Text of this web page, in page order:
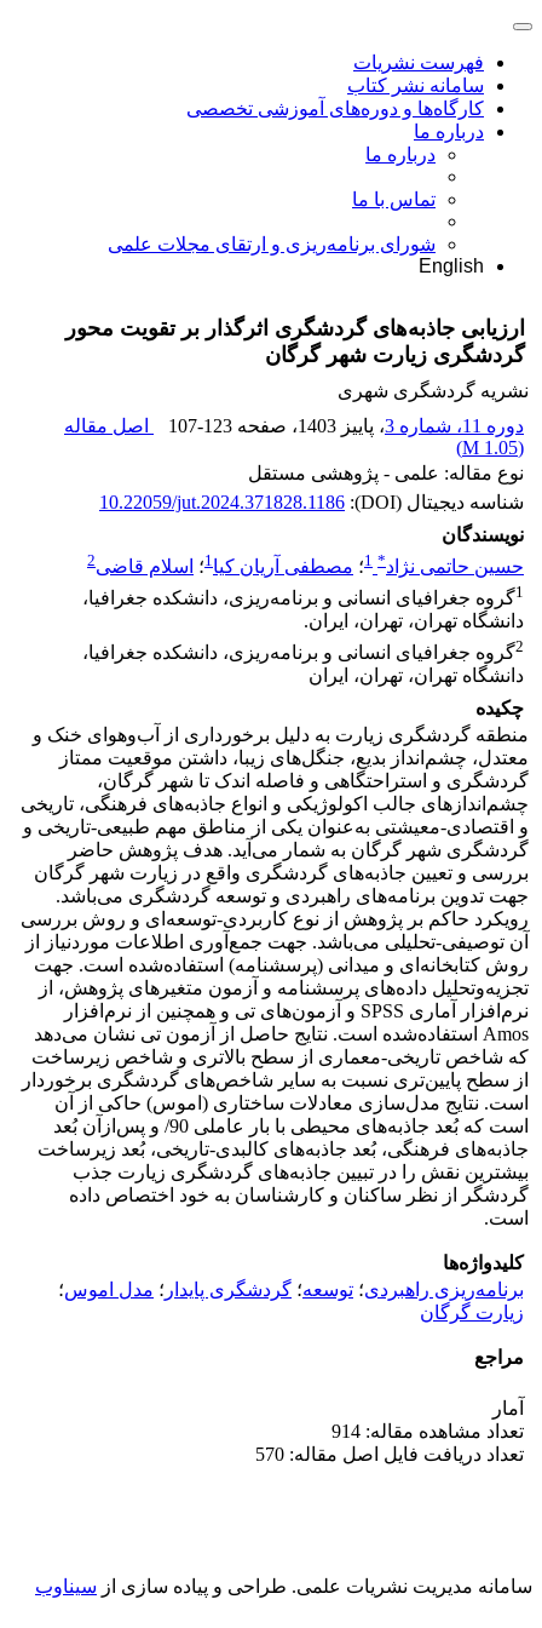
فهرست نشریات
سامانه نشر کتاب
کارگاه‌ها و دوره‌های آموزشی تخصصی
درباره ما
درباره ما
تماس با ما
شورای برنامه‌ریزی و ارتقای مجلات علمی
English
ارزیابی جاذبه‌های گردشگری اثرگذار بر تقویت محور
گردشگری زیارت شهر گرگان
نشریه گردشگری شهری
دوره 11، شماره 3
، پاییز 1403 ، صفحه 107-123
اصل مقاله
(
1.05 M
)
نوع مقاله: علمی - پژوهشی مستقل
شناسه دیجیتال (DOI):
10.22059/jut.2024.371828.1186
نویسندگان
حسین حاتمی نژاد*
1؛ مصطفی آریان کیا1؛ اسلام قاضی2
1گروه جغرافیای انسانی و برنامه‌ریزی، دانشکده جغرافیا،
دانشگاه تهران، تهران، ایران.
2گروه جغرافیای انسانی و برنامه‌ریزی، دانشکده جغرافیا،
دانشگاه تهران، تهران، ایران
چکیده
منطقه گردشگری زیارت به دلیل برخورداری از آب‌وهوای خنک و
معتدل، چشم‌انداز بدیع، جنگل‌های زیبا، داشتن موقعیت ممتاز
گردشگری و استراحتگاهی و فاصله اندک تا شهر گرگان،
چشم‌اندازهای جالب اکولوژیکی و انواع جاذبه‌های فرهنگی، تاریخی
و اقتصادی-معیشتی به‌عنوان یکی از مناطق مهم طبیعی-تاریخی و
گردشگری شهر گرگان به شمار می‌آید. هدف پژوهش حاضر
بررسی و تعیین جاذبه‌های گردشگری واقع در زیارت شهر گرگان
جهت تدوین برنامه‌های راهبردی و توسعه گردشگری می‌باشد.
رویکرد حاکم بر پژوهش از نوع کاربردی-توسعه‌ای و روش بررسی
آن توصیفی-تحلیلی می‌باشد. جهت جمع‌آوری اطلاعات موردنیاز از
روش کتابخانه‌ای و میدانی (پرسشنامه) استفاده‌شده است. جهت
تجزیه‌وتحلیل داده‌های پرسشنامه و آزمون متغیرهای پژوهش، از
نرم‌افزار آماری SPSS و آزمون‌های تی و همچنین از نرم‌افزار
Amos استفاده‌شده است. نتایج حاصل از آزمون تی نشان می‌دهد
که شاخص تاریخی-معماری از سطح بالاتری و شاخص زیرساخت
از سطح پایین‌تری نسبت به سایر شاخص‌های گردشگری برخوردار
است. نتایج مدل‌سازی معادلات ساختاری (اموس) حاکی از آن
است که بُعد جاذبه‌های محیطی با بار عاملی 90/ و پس‌ازآن بُعد
جاذبه‌های فرهنگی، بُعد جاذبه‌های کالبدی-تاریخی، بُعد زیرساخت
بیشترین نقش را در تبیین جاذبه‌های گردشگری زیارت جذب
گردشگر از نظر ساکنان و کارشناسان به خود اختصاص داده
است.
کلیدواژه‌ها
برنامه‌ریزی راهبردی؛ توسعه؛ گردشگری پایدار ؛ مدل اموس؛
زیارت گرگان
مراجع
آمار
تعداد مشاهده مقاله: 914
تعداد دریافت فایل اصل مقاله: 570
سامانه مدیریت نشریات علمی. طراحی و پیاده سازی از سیناوب